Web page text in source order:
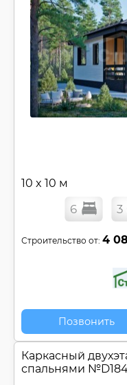
10 x 10 м
6 3
Строительство от: 4
Позвонить
Каркасный
спальнями №